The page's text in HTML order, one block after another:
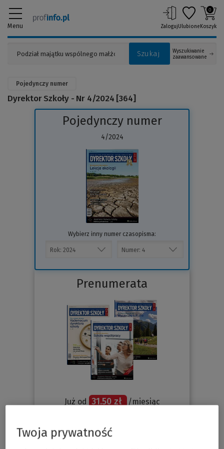
Menu
Szukaj
Wyszukiwanie
zaawansowane
ZalogujUlubione
0
Koszyk
Pojedynczy numer
Dyrektor Szkoły - Nr 4/2024 [364]
Pojedynczy numer
4/2024
Wybierz inny numer czasopisma:
Prenumerata
Już od 31.50 zł /miesiąc
Sprawdź
Twoja prywatność